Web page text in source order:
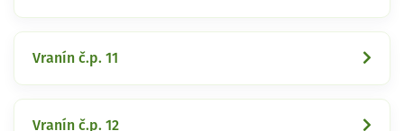
Vranín č.p. 11
Vranín č.p. 12